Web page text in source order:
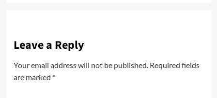
Leave a Reply
Your email address will not be published. Required fields
are marked *